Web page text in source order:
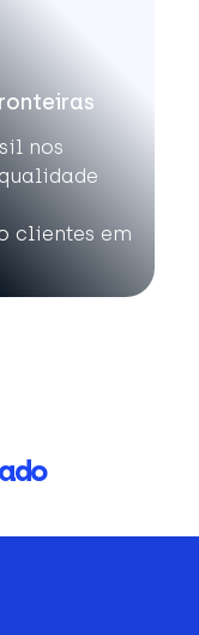
nos
clientes em